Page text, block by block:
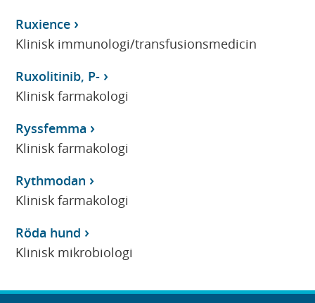
Ruxience
Klinisk immunologi/transfusionsmedicin
Ruxolitinib, P-
Klinisk farmakologi
Ryssfemma
Klinisk farmakologi
Rythmodan
Klinisk farmakologi
Röda hund
Klinisk mikrobiologi